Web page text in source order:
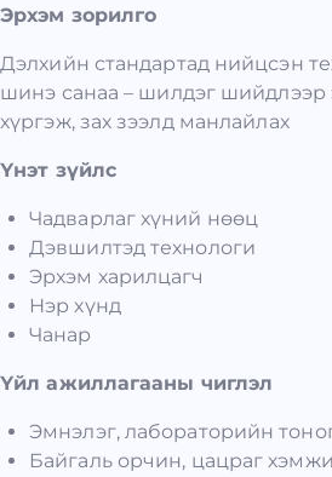
Эрхэм зорилго
Дэлхийн стандартад нийцсэн
шинэ санаа – шилдэг шийдлээр
хүргэж, зах зээлд манлайлах
Үнэт зүйлс
Чадварлаг хүний нөөц
Дэвшилтэд технологи
Эрхэм харилцагч
Нэр хүнд
Чанар
Үйл ажиллагааны чиглэл
Эмнэлэг, лабораторийн
Байгаль орчин, цацраг